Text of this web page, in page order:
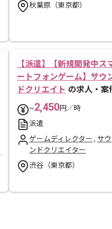
秋葉原（東京都）
【派遣】【新規開発中ス
ートフォンゲーム】サウ
ドクリエイト の求人・案
~2,450円／時
派遣
ゲームディレクター , サウ
ンドクリエイター
渋谷（東京都）